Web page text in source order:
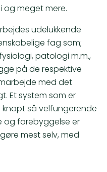
og meget mere.
udelukkende
fag som;
patologi m.m.,
på de respektive
med det
Et system som er
så velfungerende
og forebyggelse er
mest selv, med